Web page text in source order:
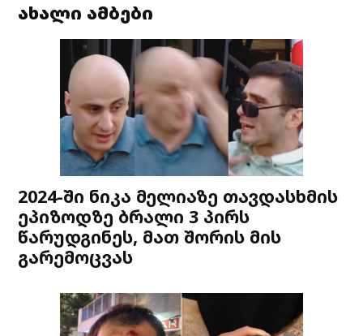
ახალი ამბები
2024-ში ნიკა მელიაზე თავდასხმის
ეპიზოდზე ბრალი 3 პირს
წარუდგინეს, მათ შორის მის
გარემოცვას